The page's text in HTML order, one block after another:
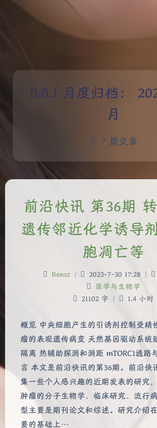
月度归档：
月
7 篇文章
前沿快讯 第36期
遗传邻近化学诱导
胞凋亡等
Bensz | 2023-7-30 17:28 |
医学与生物学
21102 字 | 1.4 小时
概览 中央细胞产生的引诱剂控制受精
瘤的表观遗传病变 天然基因驱动系统
隔离 热辅助探测和测距 mTORC1通路
言 本文是前沿快讯的第36期。前沿快
集一些个人感兴趣的近期发表的研究
肿瘤的分子生物学、临床研究、流行
型主要是期刊论文和综述。研究介绍
要的基础上…